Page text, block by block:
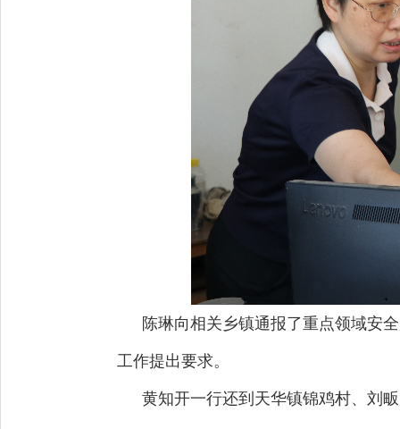
陈琳向相关乡镇通报了重点领域安
工作提出要求。
黄知开一行还到天华镇锦鸡村、刘